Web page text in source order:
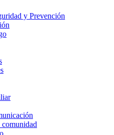
y Prevención
comunidad